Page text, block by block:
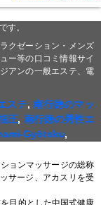
す。
クゼーション・メンズ
ー等の口コミ情報サイ
アンの一般エステ、電
ステ,南行徳のマッ
圧, 南行徳の男性エ
Gyōtoku,
ョンマッサージの総称
サージ、アカスリを受
目的とした中国式健康